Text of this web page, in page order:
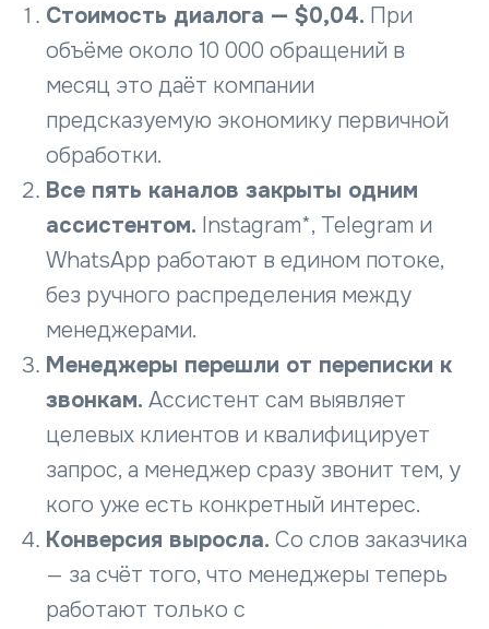
Стоимость диалога — $0,04. При
объёме около 10 000 обращений в
месяц это даёт компании
предсказуемую экономику первичной
обработки.
Все пять каналов закрыты одним
ассистентом. Instagram*, Telegram и
WhatsApp работают в едином потоке,
без ручного распределения между
менеджерами.
Менеджеры перешли от переписки к
звонкам. Ассистент сам выявляет
целевых клиентов и квалифицирует
запрос, а менеджер сразу звонит тем, у
кого уже есть конкретный интерес.
Конверсия выросла. Со слов заказчика
— за счёт того, что менеджеры теперь
работают только с